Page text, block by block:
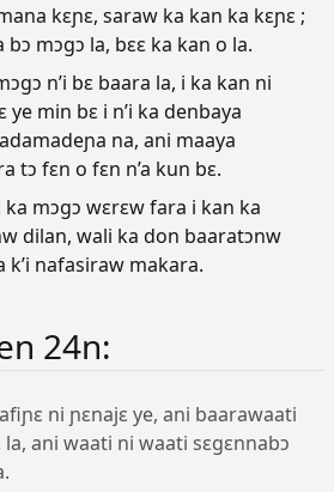
kɛɲɛ, saraw ka kan ka kɛɲɛ ;
bɔ mɔgɔ la, bɛɛ ka kan o la.
n’i bɛ baara la, i ka kan ni
ye min bɛ i n’i ka denbaya
na, ani maaya
tɔ fɛn o fɛn n’a kun bɛ.
ka mɔgɔ wɛrɛw fara i kan ka
dilan, wali ka don baaratɔnw
k’i nafasiraw makara.
24n:
ni ɲɛnajɛ ye, ani baarawaati
ani waati ni waati sɛgɛnnabɔ